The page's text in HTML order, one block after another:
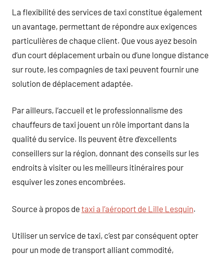
La flexibilité des services de taxi constitue également
un avantage, permettant de répondre aux exigences
particulières de chaque client. Que vous ayez besoin
d’un court déplacement urbain ou d’une longue distance
sur route, les compagnies de taxi peuvent fournir une
solution de déplacement adaptée.
Par ailleurs, l’accueil et le professionnalisme des
chauffeurs de taxi jouent un rôle important dans la
qualité du service. Ils peuvent être d’excellents
conseillers sur la région, donnant des conseils sur les
endroits à visiter ou les meilleurs itinéraires pour
esquiver les zones encombrées.
Source à propos de taxi a l’aéroport de Lille Lesquin.
Utiliser un service de taxi, c’est par conséquent opter
pour un mode de transport alliant commodité,